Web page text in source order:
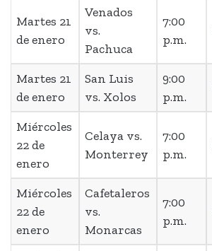
Martes 21
de enero
Venados
vs.
Pachuca
7:00
p.m.
Martes 21
de enero
San Luis
vs. Xolos
9:00
p.m.
Miércoles
22 de
enero
Celaya vs.
Monterrey
7:00
p.m.
Miércoles
22 de
enero
Cafetaleros
vs.
Monarcas
7:00
p.m.